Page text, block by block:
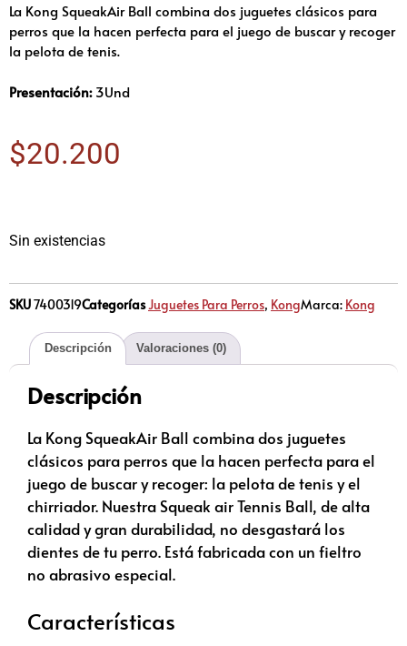
La Kong SqueakAir Ball combina dos juguetes clásicos para
perros que la hacen perfecta para el juego de buscar y recoger
la pelota de tenis.
Presentación:3Und
$20.200
Sin existencias
SKU7400319CategoríasJuguetes Para Perros, KongMarca: Kong
Descripción Valoraciones (0)
Descripción
La Kong SqueakAir Ball combina dos juguetes
clásicos para perros que la hacen perfecta para el
juego de buscar y recoger: la pelota de tenis y el
chirriador. Nuestra Squeak air Tennis Ball, de alta
calidad y gran durabilidad, no desgastará los
dientes de tu perro. Está fabricada con un fieltro
no abrasivo especial.
Características